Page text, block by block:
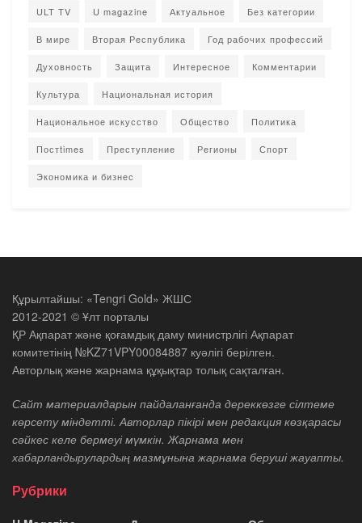
ULT TV U magazine Актуальное Без категории
В мире Вторая Республика Год рабочих профессий
Духовность Защита Интересное Комментарии
Культура Национальная история
Национальное искусство Общество Политика
Постtimes Преступление Регионы Спорт
Экономика и бизнес
Құрылтайшы: «Tengri Gold» ЖШС
2012-2021 © Ұлт порталы
ҚР Ақпарат және қоғамдық даму министрлігі Ақпарат
комитетінің №KZ71VPY00084887 куәлігі берілген.
Авторлық және жарнама құқықтар толық сақталған.
Сайт материалдарын пайдаланғанда дереккөзге сілтеме
көрсету міндетті. Авторлар пікірі мен редакция көзқарасы
сәйкес келе бермеуі мүмкін. Жарнама мен
хабарландырулардың мазмұнына жарнама беруші жауапты.
Рубрики